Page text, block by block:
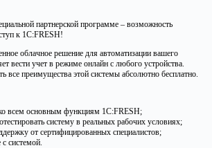
партнерской программе – возможность
к 1С:FRESH!
облачное решение для автоматизации вашего
вести учет в режиме онлайн с любого устройства.
все преимущества этой системы абсолютно бесплатно.
всем основным функциям 1С:FRESH;
систему в реальных рабочих условиях;
от сертифицированных специалистов;
системой.